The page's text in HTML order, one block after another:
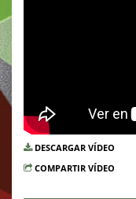
DESCARGAR VÍDEO
COMPARTIR VÍDEO